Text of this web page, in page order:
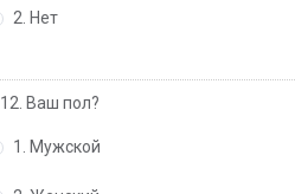
2. Нет
12. Ваш пол?
1. Мужской